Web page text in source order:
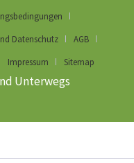
Datenschutz
AGB
Impressum Sitemap
Unterwegs